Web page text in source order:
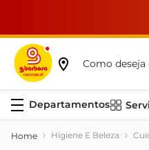
Como deseja
Higiene E Beleza